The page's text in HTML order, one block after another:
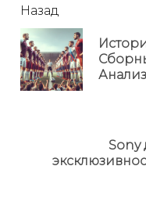
читать
еще
Назад
Sony